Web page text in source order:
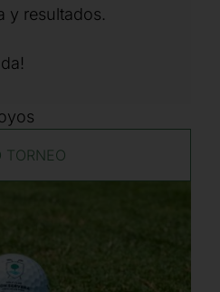
y resultados.
TORNEO